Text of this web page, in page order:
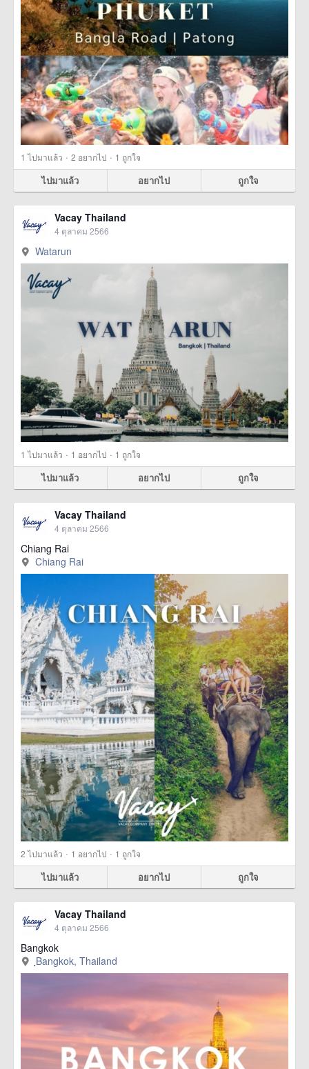
1 ไปมาแล้ว · 2 อยากไป · 1 ถูกใจ
ไปมาแล้ว อยากไป ถูกใจ
Vacay Thailand
4 ตุลาคม 2566
Watarun
1 ไปมาแล้ว · 1 อยากไป · 1 ถูกใจ
ไปมาแล้ว อยากไป ถูกใจ
Vacay Thailand
4 ตุลาคม 2566
Chiang Rai
Chiang Rai
2ไปมาแล้ว · 1 อยากไป · 1 ถูกใจ
ไปมาแล้ว อยากไป ถูกใจ
Vacay Thailand
4 ตุลาคม 2566
Bangkok
ฺBangkok, Thailand